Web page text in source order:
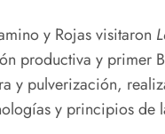
y Rojas visitaron
productiva y primer
y pulverización,
y principios de